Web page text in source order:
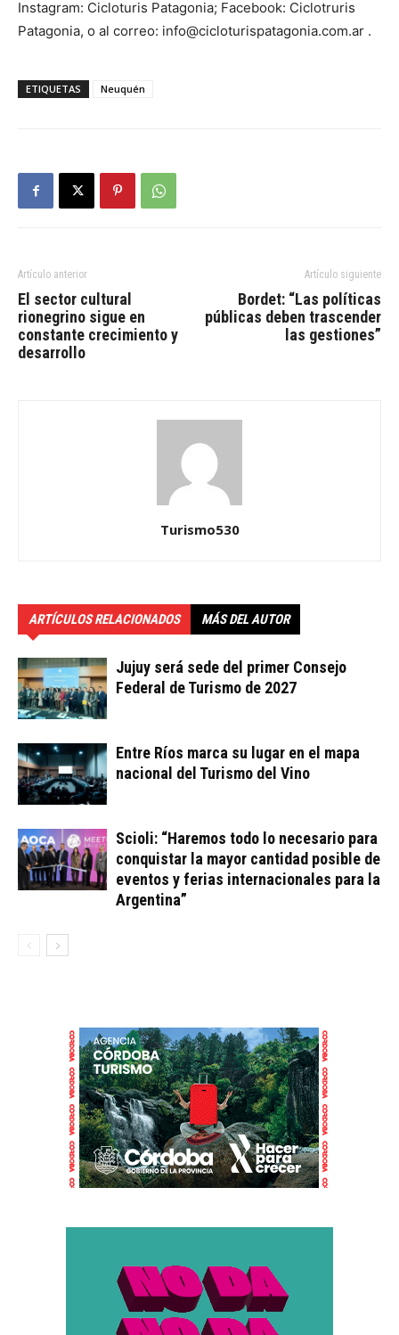
Instagram: Cicloturis Patagonia; Facebook: Ciclotruris
Patagonia, o al correo: info@cicloturispatagonia.com.ar .
ETIQUETAS Neuquén
Artículo anterior
El sector cultural
rionegrino sigue en
constante crecimiento y
desarrollo
Artículo siguiente
Bordet: “Las políticas
públicas deben trascender
las gestiones”
Turismo530
ARTÍCULOS RELACIONADOS MÁS DEL AUTOR
Jujuy será sede del primer Consejo
Federal de Turismo de 2027
Entre Ríos marca su lugar en el mapa
nacional del Turismo del Vino
Scioli: “Haremos todo lo necesario para
conquistar la mayor cantidad posible de
eventos y ferias internacionales para la
Argentina”